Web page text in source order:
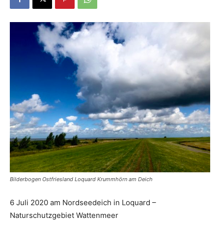
Bilderbogen Ostfriesland Loquard Krummhörn am Deich
6 Juli 2020 am Nordseedeich in Loquard –
Naturschutzgebiet Wattenmeer